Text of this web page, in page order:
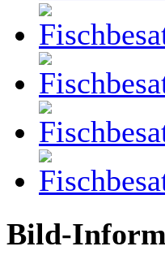
Bild-